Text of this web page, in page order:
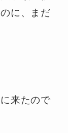
に、まだ
来たので